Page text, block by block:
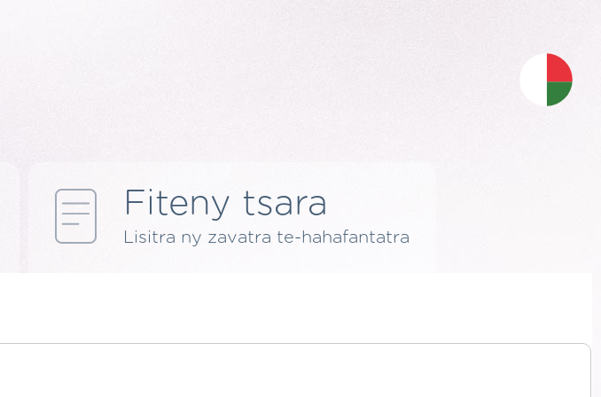
Fiteny tsara
Lisitra ny zavatra te-hahafantatra